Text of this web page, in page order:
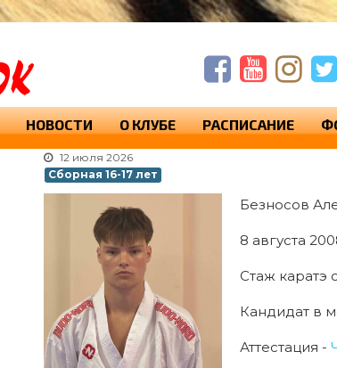
НОВОСТИ О КЛУБЕ РАСПИСАНИЕ
12 июля 2026
Сборная 16-17 лет
Безносов
8 августа
Стаж каратэ
Кандидат в
Аттестация -